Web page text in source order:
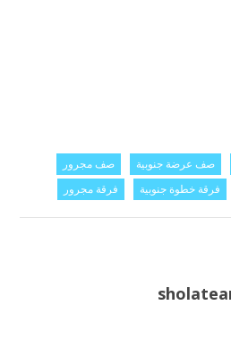
صف عرضة جنوبية
صف مجرور
فرقة خطوة جنوبية فرقة مجرور